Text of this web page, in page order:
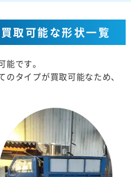
取可能な形状一覧
です。
タイプが買取可能なため、